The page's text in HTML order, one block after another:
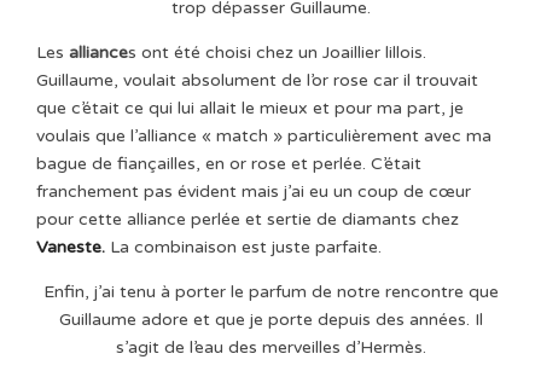
trop dépasser Guillaume.
Les alliances ont été choisi chez un Joaillier lillois.
Guillaume, voulait absolument de l’or rose car il trouvait
que c’était ce qui lui allait le mieux et pour ma part, je
voulais que l’alliance « match » particulièrement avec ma
bague de fiançailles, en or rose et perlée. C’était
franchement pas évident mais j’ai eu un coup de cœur
pour cette alliance perlée et sertie de diamants chez
Vaneste. La combinaison est juste parfaite.
Enfin, j’ai tenu à porter le parfum de notre rencontre que
Guillaume adore et que je porte depuis des années. Il
s’agit de l’eau des merveilles d’Hermès.